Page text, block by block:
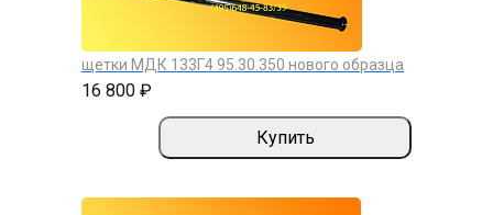
щетки МДК 133Г4 95.30.350 нового образца
16 800 ₽
Купить